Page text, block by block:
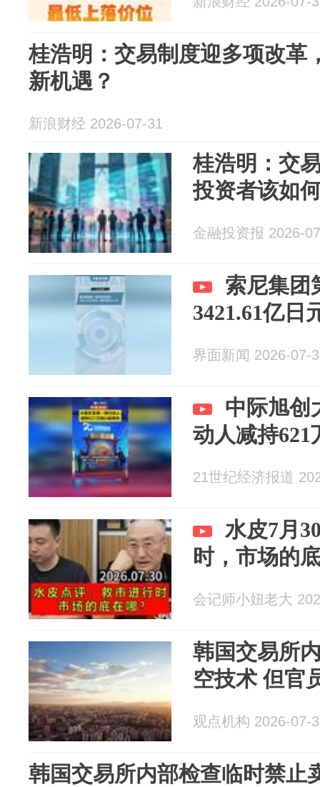
桂浩明：交易制度迎多项改革
新机遇？
新浪财经 2026-07-31
桂浩明：交
投资者该如
金融投资报 2026-
索尼集团
3421.61亿日
界面新闻 2026-07-
中际旭创
动人减持
21世纪经济报道
水皮7月
时，市场的
会记师小妞老大
韩国交易所
空技术 但官
观点机构 2026-07-
韩国交易所内部检查临时禁止